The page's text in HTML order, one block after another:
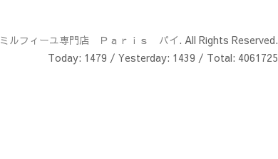
ミルフィーユ専門店 Ｐａｒｉｓ パイ. All Rights Reserved.
Today: 1479 / Yesterday: 1439 / Total: 4061725